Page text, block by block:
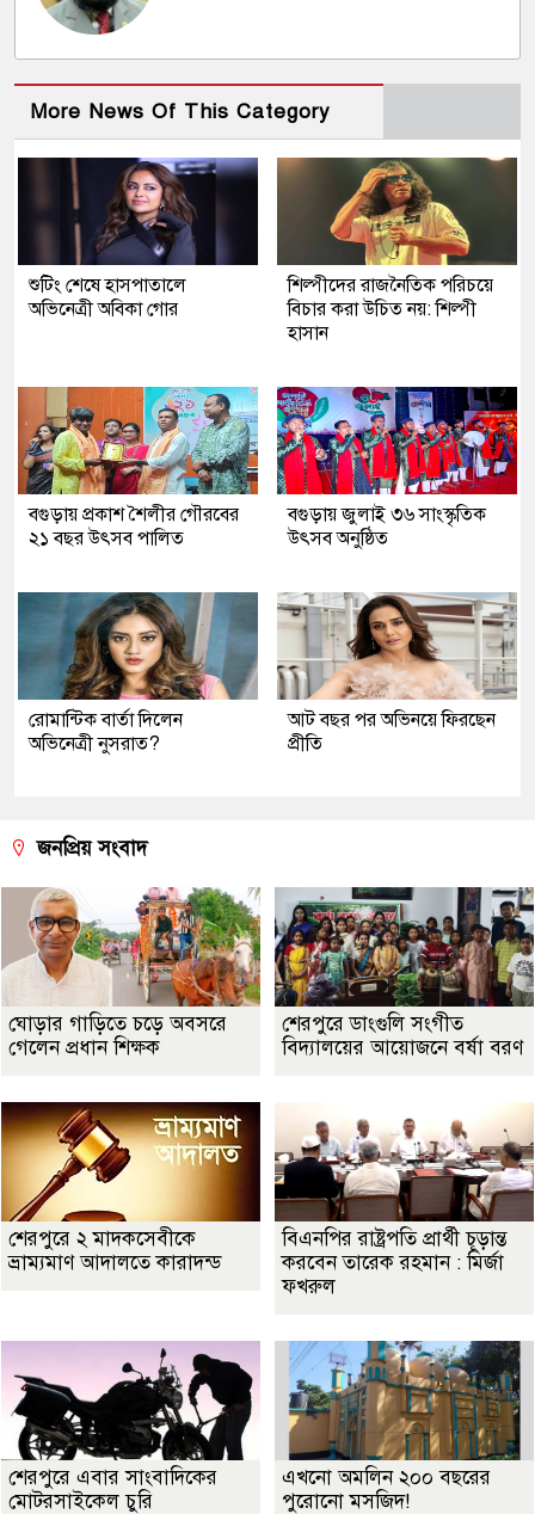
More News Of This Category
শুটিং শেষে হাসপাতালে
অভিনেত্রী অবিকা গোর
শিল্পীদের রাজনৈতিক পরিচয়ে
বিচার করা উচিত নয়: শিল্পী
হাসান
বগুড়ায় প্রকাশ শৈলীর গৌরবের
২১ বছর উৎসব পা‌লিত
বগুড়ায় জুলাই ৩৬ সাংস্কৃতিক
উৎসব অনুষ্ঠিত
রোমান্টিক বার্তা দিলেন
অভিনেত্রী নুসরাত?
আট বছর পর অভিনয়ে ফিরছেন
প্রীতি
জনপ্রিয় সংবাদ
ঘোড়ার গাড়িতে চড়ে অবসরে
গেলেন প্রধান শিক্ষক
শেরপুরে ডাংগুলি সংগীত
বিদ্যালয়ের আয়োজনে বর্ষা বরণ
শেরপুরে ২ মাদকসেবীকে
ভ্রাম্যমাণ আদালতে কারাদন্ড
বিএনপির রাষ্ট্রপতি প্রার্থী চূড়ান্ত
করবেন তারেক রহমান : মির্জা
ফখরুল
শেরপুরে এবার সাংবাদিকের
মোটরসাইকেল চুরি
এখনো অমলিন ২০০ বছরের
পুরোনো মসজিদ!